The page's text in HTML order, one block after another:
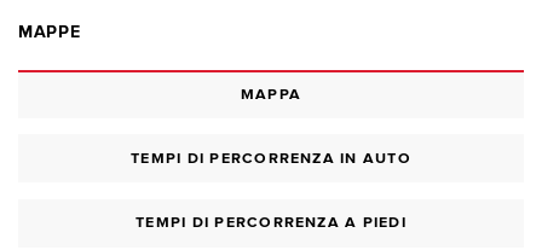
MAPPE
MAPPA
TEMPI DI PERCORRENZA IN AUTO
TEMPI DI PERCORRENZA A PIEDI